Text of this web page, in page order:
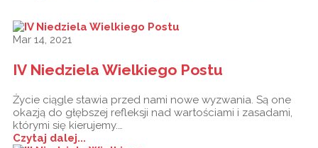
Mar 14, 2021
IV Niedziela Wielkiego Postu
Życie ciągle stawia przed nami nowe wyzwania. Są one
okazją do głębszej refleksji nad wartościami i zasadami,
którymi się kierujemy.…
Czytaj dalej...